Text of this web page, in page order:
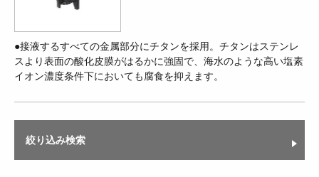
●接液するすべての金属部分にチタンを採用。チタンはステンレ
スより表面の酸化皮膜がはるかに強固で、海水のような高い塩素
イオン濃度条件下においても腐食を抑えます。
絞り込み検索